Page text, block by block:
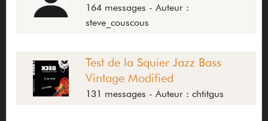
164 messages - Auteur :
steve_couscous
Test de la Squier Jazz Bass
Vintage Modified
131 messages - Auteur : chtitgus